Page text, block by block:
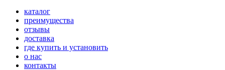
каталог
преимущества
отзывы
доставка
где купить и установить
о нас
контакты